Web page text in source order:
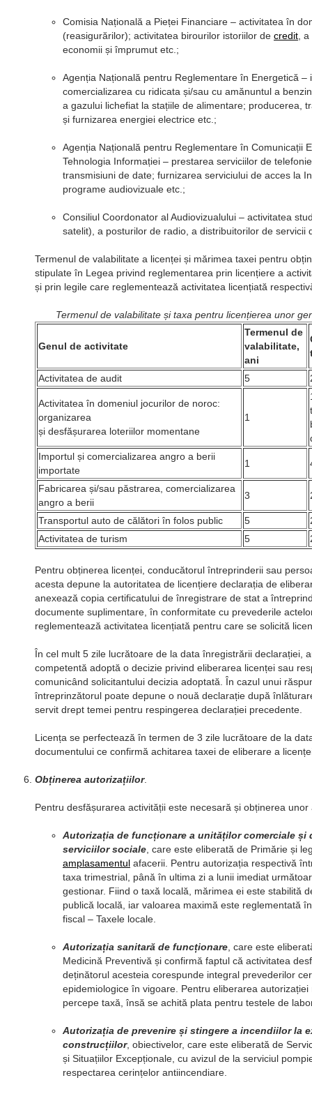
Comisia Națională a Pieței Financiare – activitatea în
(reasigurărilor); activitatea birourilor istoriilor de credit, a
economii și împrumut etc.;
Agenția Națională pentru Reglementare în Energetică –
comercializarea cu ridicata și/sau cu amănuntul a
a gazului lichefiat la stațiile de alimentare; producerea,
și furnizarea energiei electrice etc.;
Agenția Națională pentru Reglementare în Comunicații
Tehnologia Informației – prestarea serviciilor de
transmisiuni de date; furnizarea serviciului de acces la
programe audiovizuale etc.;
Consiliul Coordonator al Audiovizualului – activitatea
satelit), a posturilor de radio, a distribuitorilor de servicii
Termenul de valabilitate a licenței și mărimea taxei pentru
stipulate în Legea privind reglementarea prin licențiere a
și prin legile care reglementează activitatea licențiată
Termenul de valabilitate și taxa pentru licențierea unor
Genul de activitate
Termenul de
valabilitate,
ani
Activitatea de audit 5
Activitatea în domeniul jocurilor de noroc:
organizarea
și desfășurarea loteriilor momentane
1
Importul și comercializarea angro a berii
importate
1
Fabricarea și/sau păstrarea, comercializarea
angro a berii
3
Transportul auto de călători în folos public 5
Activitatea de turism
5
Pentru obținerea licenței, conducătorul întreprinderii sau
acesta depune la autoritatea de licențiere declarația de
anexează copia certificatului de înregistrare de stat a
documente suplimentare, în conformitate cu prevederile
reglementează activitatea licențiată pentru care se solicită
În cel mult 5 zile lucrătoare de la data înregistrării declarației,
competentă adoptă o decizie privind eliberarea licenței sau
comunicând solicitantului decizia adoptată. În cazul unui
întreprinzătorul poate depune o nouă declarație după
servit drept temei pentru respingerea declarației precedente.
Licența se perfectează în termen de 3 zile lucrătoare de la
documentului ce confirmă achitarea taxei de eliberare a
Obținerea autorizațiilor.
Pentru desfășurarea activității este necesară și obținerea
Autorizația de funcționare a unităților comerciale și
serviciilor sociale, care este eliberată de Primărie și
amplasamentul afacerii. Pentru autorizația respectivă
taxa trimestrial, până în ultima zi a lunii imediat
gestionar. Fiind o taxă locală, mărimea ei este stabilită
publică locală, iar valoarea maximă este reglementată
fiscal – Taxele locale.
Autorizația sanitară de funcționare, care este
Medicină Preventivă și confirmă faptul că activitatea
deținătorul acesteia corespunde integral prevederilor
epidemiologice în vigoare. Pentru eliberarea autorizației
percepe taxă, însă se achită plata pentru testele de
Autorizația de prevenire și stingere a incendiilor la
construcțiilor, obiectivelor, care este eliberată de
și Situațiilor Excepționale, cu avizul de la serviciul
respectarea cerințelor antiincendiare.